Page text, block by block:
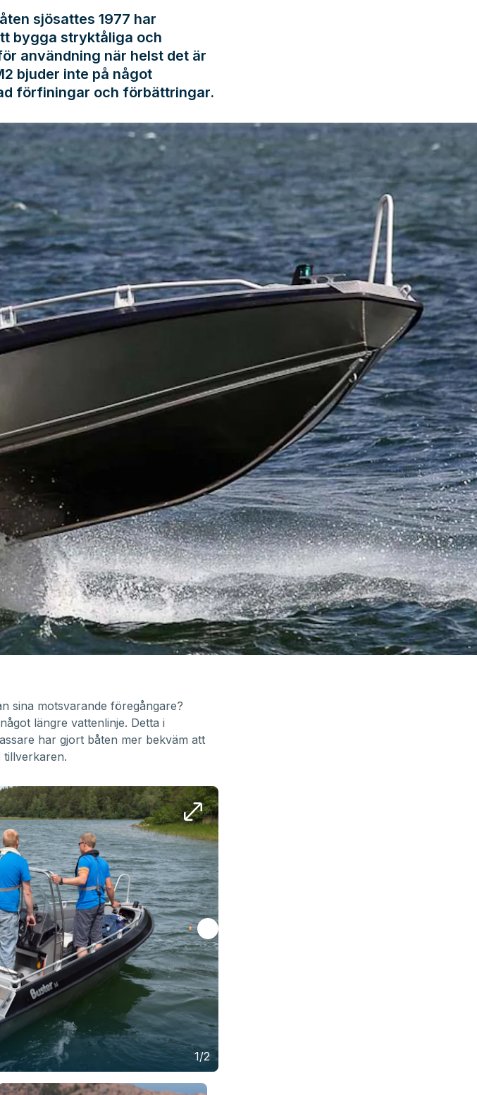
sjösattes 1977 har
bygga stryktåliga och
användning när helst det är
bjuder inte på något
förfiningar och förbättringar.
sina motsvarande föregångare?
längre vattenlinje. Detta i
har gjort båten mer bekväm att
1/2